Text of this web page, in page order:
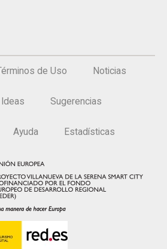
de Uso Noticias
Ideas Sugerencias
Ayuda Estadísticas